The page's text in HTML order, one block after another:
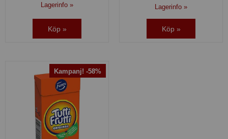
Lagerinfo »
Köp »
Lagerinfo »
Köp »
Kampanj! -58%